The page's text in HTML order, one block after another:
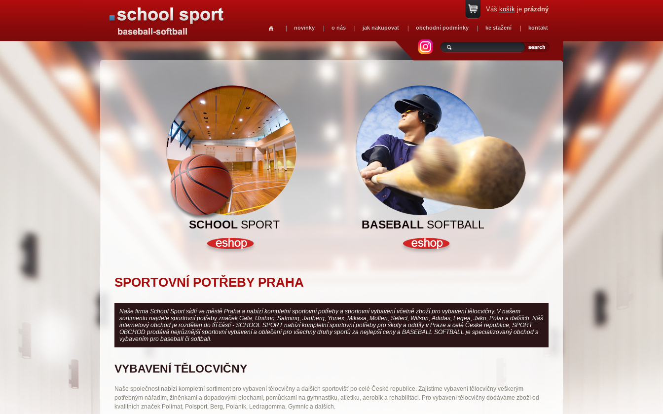
novinky o nás jak nakupovat obchodní podmínky ke stažení kontakt
Váš košíkje prázdný
SCHOOL SPORT BASEBALL SOFTBALL
SPORTOVNÍ POTŘEBY PRAHA
Naše firma School Sport sídlí ve městě Praha a nabízí kompletní sportovní potřeby a sportovní vybavení včetně zboží pro vybavení tělocvičny. V našem
sortimentu najdete sportovní potřeby značek Gala, Unihoc, Salming, Jadberg, Yonex, Mikasa, Molten, Select, Wilson, Adidas, Legea, Jako, Polar a dalších. Náš
internetový obchod je rozdělen do tří částí - SCHOOL SPORT nabízí kompletní sportovní potřeby pro školy a oddíly v Praze a celé České republice, SPORT
OBCHOD prodává nejrůznější sportovní vybavení a oblečení pro všechny druhy sportů za nejlepší ceny a BASEBALL SOFTBALL je specializovaný obchod s
vybavením pro baseball či softball.
VYBAVENÍ TĚLOCVIČNY
Naše společnost nabízí kompletní sortiment pro vybavení tělocvičny a dalších sportovišť po celé České republice. Zajistíme vybavení tělocvičny veškerým
potřebným nářadím, žíněnkami a dopadovými plochami, pomůckami na gymnastiku, atletiku, aerobik a rehabilitaci. Pro vybavení tělocvičny dodáváme zboží od
kvalitních značek Polimat, Polsport, Berg, Polanik, Ledragomma, Gymnic a dalších.